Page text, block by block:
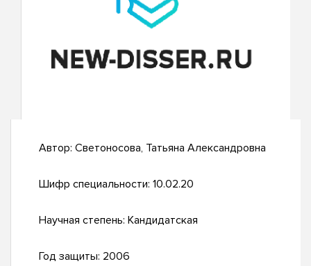
Автор: Светоносова, Татьяна Александровна
Шифр специальности: 10.02.20
Научная степень: Кандидатская
Год защиты: 2006